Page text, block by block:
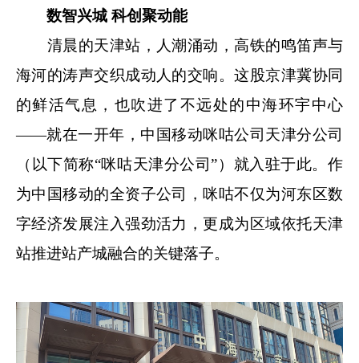
数智兴城 科创聚动能
清晨的天津站，人潮涌动，高铁的鸣笛声与
海河的涛声交织成动人的交响。这股京津冀协同
的鲜活气息，也吹进了不远处的中海环宇中心
——就在一开年，中国移动咪咕公司天津分公司
（以下简称“咪咕天津分公司”）就入驻于此。作
为中国移动的全资子公司，咪咕不仅为河东区数
字经济发展注入强劲活力，更成为区域依托天津
站推进站产城融合的关键落子。